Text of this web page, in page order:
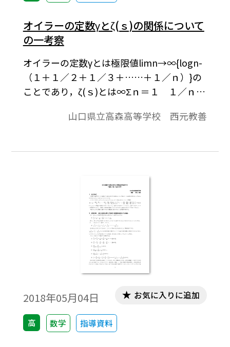
オイラーの定数γとζ(ｓ)の関係について
の一考察
オイラーの定数γとは極限値limn→∞{logn-
（１＋１／２＋１／３＋……＋１／ｎ）}の
ことであり，ζ(ｓ)とは∞Σｎ＝１ １／ｎ,s
ある関係式について考察する。※文中の数
います。ワード文書で数式を正しく表示する
れていることが必要です。無償ダウンロード
はこちら→無償ダウンロードのご案内
山口県立高森高等学校 西元教善
2018年05月04日
高 数学 指導資料
お気に入りに追加